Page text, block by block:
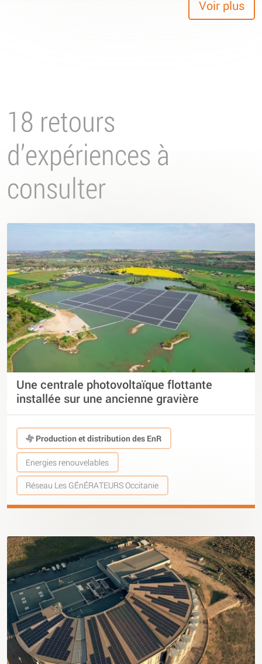
Voir plus
18 retours
d’expériences à
consulter
Une centrale photovoltaïque flottante
installée sur une ancienne gravière
Production et distribution des EnR
Energies renouvelables
Réseau Les GÉnÉRATEURS Occitanie